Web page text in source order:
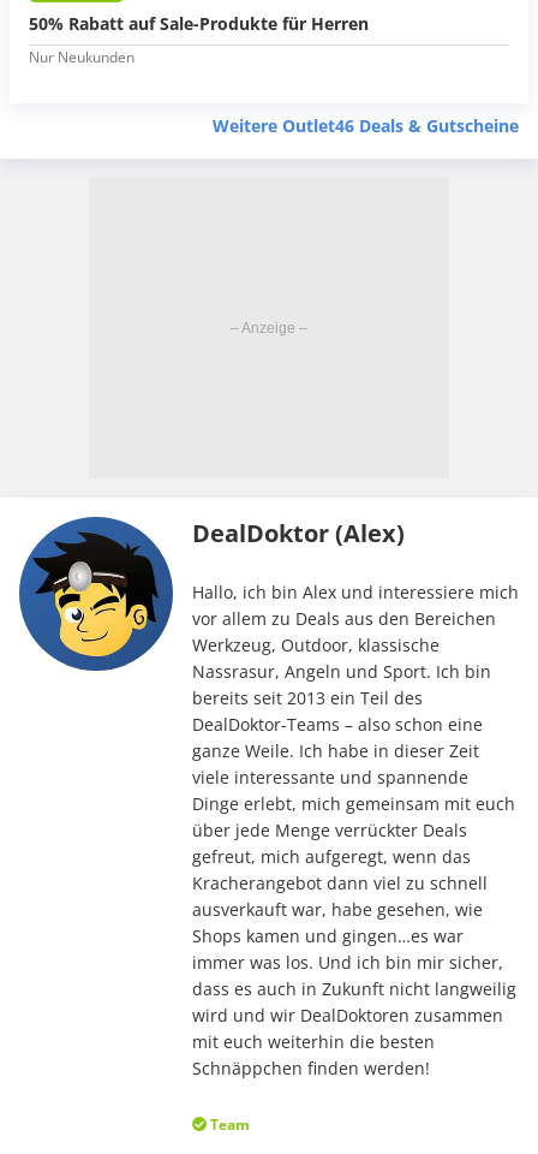
50% Rabatt auf Sale-Produkte für Herren
Nur Neukunden
Weitere Outlet46 Deals & Gutscheine
DealDoktor (Alex)
Hallo, ich bin Alex und interessiere mich
vor allem zu Deals aus den Bereichen
Werkzeug, Outdoor, klassische
Nassrasur, Angeln und Sport. Ich bin
bereits seit 2013 ein Teil des
DealDoktor-Teams – also schon eine
ganze Weile. Ich habe in dieser Zeit
viele interessante und spannende
Dinge erlebt, mich gemeinsam mit euch
über jede Menge verrückter Deals
gefreut, mich aufgeregt, wenn das
Kracherangebot dann viel zu schnell
ausverkauft war, habe gesehen, wie
Shops kamen und gingen…es war
immer was los. Und ich bin mir sicher,
dass es auch in Zukunft nicht langweilig
wird und wir DealDoktoren zusammen
mit euch weiterhin die besten
Schnäppchen finden werden!
Team